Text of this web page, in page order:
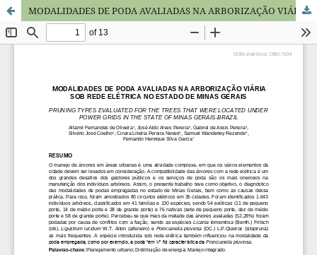
MODALIDADES DE PODA AVALIADAS NA ARBORIZAÇÃO VIÁRIA SOB REDE ELÉTRICA NO ESTADO DE MINAS GERAIS